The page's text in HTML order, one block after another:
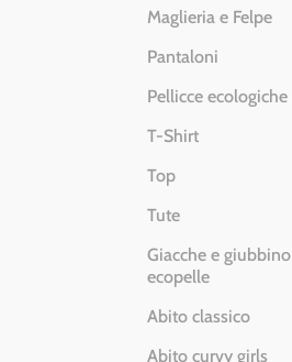
Maglieria e Felpe
Pantaloni
Pellicce ecologiche
T-Shirt
Top
Tute
Giacche e giubbino
ecopelle
Abito classico
Abito curvy girls